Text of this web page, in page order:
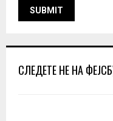
СЛЕДЕТЕ НЕ НА